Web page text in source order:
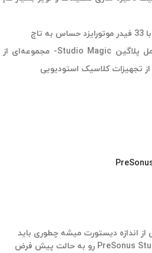
بسته‌بندی شده با مجموعه کامل پلاگین Studio Magic- مجموعه‌ای از
تجهیزات کلاسیک استودیویی
اندازه دیستورت میشه چطوری باید
میکسر استودیویی PreSonus StudioLive 64S رو به حالت پیش فرض